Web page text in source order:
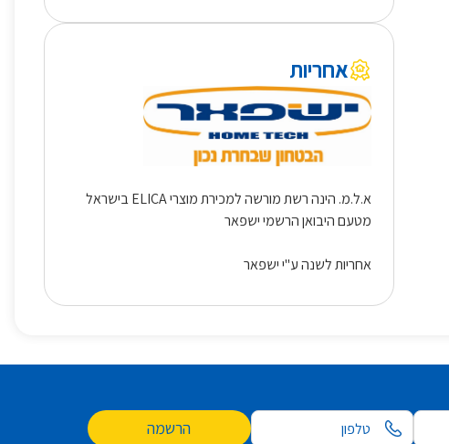
אחריות
א.ל.מ. הינה רשת מורשה למכירת מוצרי ELICA בישראל
מטעם היבואן הרשמי ישפאר
אחריות לשנה ע"י ישפאר
הרשמה